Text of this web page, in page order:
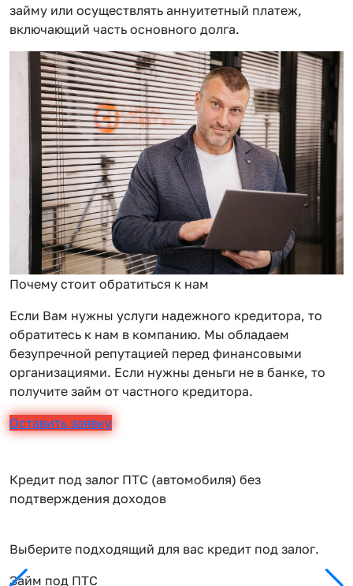
займу или осуществлять аннуитетный платеж,
включающий часть основного долга.
Почему стоит обратиться к нам
Если Вам нужны услуги надежного кредитора, то
обратитесь к нам в компанию. Мы обладаем
безупречной репутацией перед финансовыми
организациями. Если нужны деньги не в банке, то
получите займ от частного кредитора.
Оставить заявку
Кредит под залог ПТС (автомобиля) без
подтверждения доходов
Выберите подходящий для вас кредит под залог.
Займ под ПТС